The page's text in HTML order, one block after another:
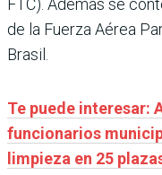
FTC). Además se
de la Fuerza Aérea
Brasil.
Te puede interesar:
funcionarios
limpieza en 25